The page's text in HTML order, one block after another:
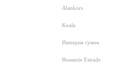
Alankors
Koala
Империя сумок
Brasserie Estrade